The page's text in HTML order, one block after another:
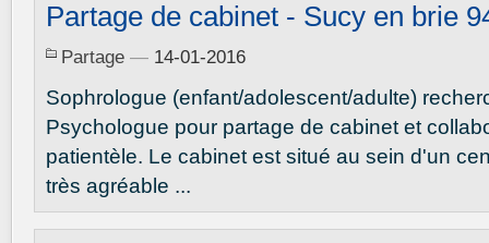
Partage de cabinet - Sucy en brie
Partage — 14-01-2016
Sophrologue (enfant/adolescent/adulte)
Psychologue pour partage de cabinet et
patientèle. Le cabinet est situé au sein d'un
très agréable ...